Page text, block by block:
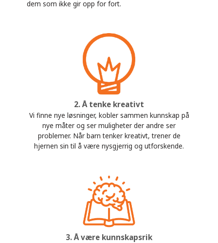
dem som ikke gir opp for fort.
2. Å tenke kreativt
Vi finne nye løsninger, kobler sammen kunnskap på
nye måter og ser muligheter der andre ser
problemer. Når barn tenker kreativt, trener de
hjernen sin til å være nysgjerrig og utforskende.
3. Å være kunnskapsrik